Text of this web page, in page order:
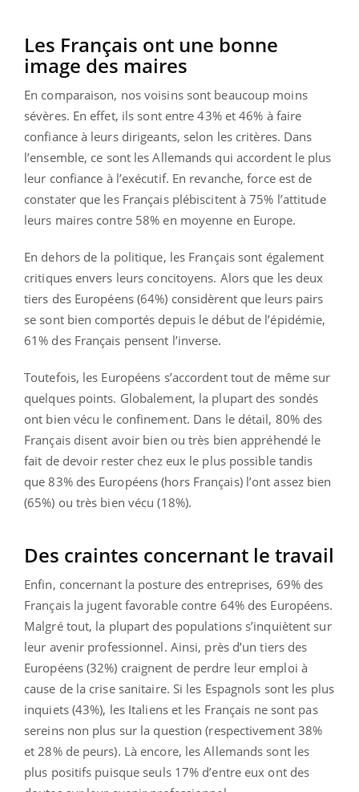
Les Français ont une bonne
image des maires
En comparaison, nos voisins sont beaucoup moins
sévères. En effet, ils sont entre 43% et 46% à faire
confiance à leurs dirigeants, selon les critères. Dans
l’ensemble, ce sont les Allemands qui accordent le plus
leur confiance à l’exécutif. En revanche, force est de
constater que les Français plébiscitent à 75% l’attitude
leurs maires contre 58% en moyenne en Europe.
En dehors de la politique, les Français sont également
critiques envers leurs concitoyens. Alors que les deux
tiers des Européens (64%) considèrent que leurs pairs
se sont bien comportés depuis le début de l’épidémie,
61% des Français pensent l’inverse.
Toutefois, les Européens s’accordent tout de même sur
quelques points. Globalement, la plupart des sondés
ont bien vécu le confinement. Dans le détail, 80% des
Français disent avoir bien ou très bien appréhendé le
fait de devoir rester chez eux le plus possible tandis
que 83% des Européens (hors Français) l’ont assez bien
(65%) ou très bien vécu (18%).
Des craintes concernant le travail
Enfin, concernant la posture des entreprises, 69% des
Français la jugent favorable contre 64% des Européens.
Malgré tout, la plupart des populations s’inquiètent sur
leur avenir professionnel. Ainsi, près d’un tiers des
Européens (32%) craignent de perdre leur emploi à
cause de la crise sanitaire. Si les Espagnols sont les plus
inquiets (43%), les Italiens et les Français ne sont pas
sereins non plus sur la question (respectivement 38%
et 28% de peurs). Là encore, les Allemands sont les
plus positifs puisque seuls 17% d’entre eux ont des